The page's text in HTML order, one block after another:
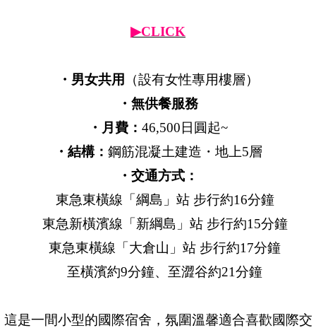
▶CLICK
・男女共用
（設有女性專用樓層）
・無供餐服務
・月費： 46,500日圓起~
・結構： 鋼筋混凝土建造・地上5層
・交通方式：
東急東橫線「綱島」站 步行約16分鐘
東急新橫濱線「新綱島」站 步行約15分鐘
東急東橫線「大倉山」站 步行約17分鐘
至橫濱約9分鐘、至澀谷約21分鐘
這是一間小型的國際宿舍，氛圍溫馨適合喜歡國際交